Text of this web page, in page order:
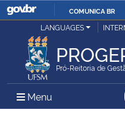
COMUNICA BR
Ministério da Justiça e Segurança
Ministério da Defesa
LANGUAGES
Pró-Reitoria de
Menu Menu